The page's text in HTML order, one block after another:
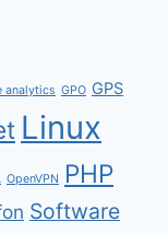
analytics GPO GPS
Linux
OpenVPN PHP
Software